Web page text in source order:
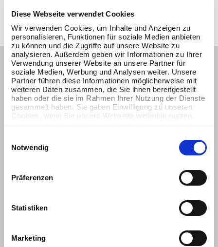
Diese Webseite verwendet Cookies
Wir verwenden Cookies, um Inhalte und Anzeigen zu
personalisieren, Funktionen für soziale Medien anbieten
zu können und die Zugriffe auf unsere Website zu
analysieren. Außerdem geben wir Informationen zu Ihrer
Verwendung unserer Website an unsere Partner für
soziale Medien, Werbung und Analysen weiter. Unsere
Partner führen diese Informationen möglicherweise mit
weiteren Daten zusammen, die Sie ihnen bereitgestellt
haben oder die sie im Rahmen Ihrer Nutzung der Dienste
gesammelt haben. Sie geben Einwilligung zu unseren
Cookies, wenn Sie unsere Webseite weiterhin nutzen.
Notwendig
Präferenzen
Statistiken
Marketing
Maximale Transparenz
Unser Monitoring stellt sicher, dass alle
Leistungskomponenten Ihrer IT-Landschaft und gesamten
Infrastruktur stabil und sicher laufen. Dabei werden
sämtliche Ergebnisse der technischen Überwachung
laufend erfasst und entsprechend protokolliert sowie
Reportings regelmäßig zur Verfügung.